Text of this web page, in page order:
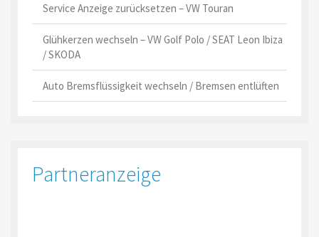
Service Anzeige zurücksetzen – VW Touran
Glühkerzen wechseln – VW Golf Polo / SEAT Leon Ibiza
/ SKODA
Auto Bremsflüssigkeit wechseln / Bremsen entlüften
Partneranzeige